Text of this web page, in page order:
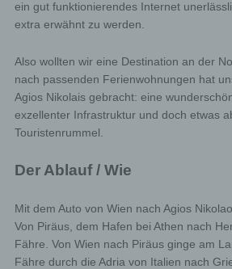
ein gut funktionierendes Internet
extra erwähnt zu werden.
Also wollten wir eine Destination an der
nach passenden Ferienwohnungen hat
Agios Nikolais gebracht: eine
exzellenter Infrastruktur und doch etwas
Touristenrummel.
Der Ablauf / Wie
Mit dem Auto von Wien nach Agios
Von Piräus, dem Hafen bei Athen nach
Fähre. Von Wien nach Piräus ginge am
Fähre durch die Adria von Italien nach